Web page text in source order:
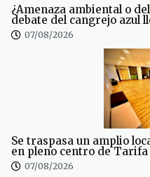
¿Amenaza ambiental o
debate del cangrejo azul
07/08/2026
Se traspasa un amplio
en pleno centro de Tarifa
07/08/2026